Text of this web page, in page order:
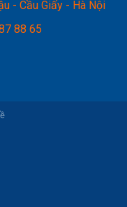
- Cầu Giấy - Hà Nội
88 65